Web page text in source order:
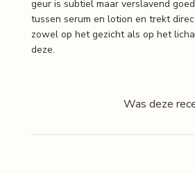
geur is subtiel maar verslavend
tussen serum en lotion en trekt
zowel op het gezicht als op het
deze.
Was deze